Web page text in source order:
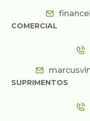
COMERCIAL
SUPRIMENTOS